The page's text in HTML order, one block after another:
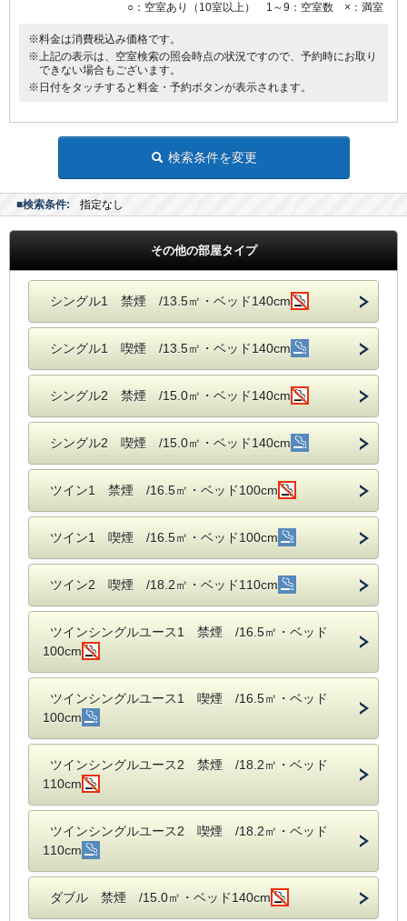
○：空室あり（10室以上） 1～9：空室数 ×：満室
※料金は消費税込み価格です。
※上記の表示は、空室検索の照会時点の状況ですので、予約時にお取り
できない場合もございます。
※日付をタッチすると料金・予約ボタンが表示されます。
検索条件を変更
■検索条件: 指定なし
その他の部屋タイプ
シングル1 禁煙 /13.5㎡・ベッド140cm
シングル1 喫煙 /13.5㎡・ベッド140cm
シングル2 禁煙 /15.0㎡・ベッド140cm
シングル2 喫煙 /15.0㎡・ベッド140cm
ツイン1 禁煙 /16.5㎡・ベッド100cm
ツイン1 喫煙 /16.5㎡・ベッド100cm
ツイン2 喫煙 /18.2㎡・ベッド110cm
ツインシングルユース1 禁煙 /16.5㎡・ベッド
100cm
ツインシングルユース1 喫煙 /16.5㎡・ベッド
100cm
ツインシングルユース2 禁煙 /18.2㎡・ベッド
110cm
ツインシングルユース2 喫煙 /18.2㎡・ベッド
110cm
ダブル 禁煙 /15.0㎡・ベッド140cm